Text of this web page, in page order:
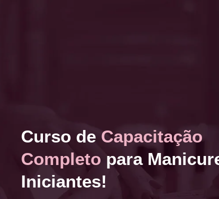
Curso de Capacitação
Completo para
Iniciantes!